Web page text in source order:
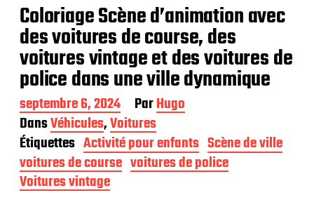
Coloriage Scène d’animation avec
des voitures de course, des
voitures vintage et des voitures de
police dans une ville dynamique
D
a
t
e
d
e
p
septembre 6, 2024 ParHugo
DansVéhicules,Voitures
Étiquettes Activité pour enfants Scène de ville
voitures de course voitures de police
Voitures vintage